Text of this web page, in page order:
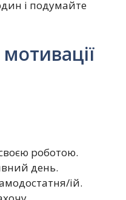
і подумайте
роботою.
день.
ій.